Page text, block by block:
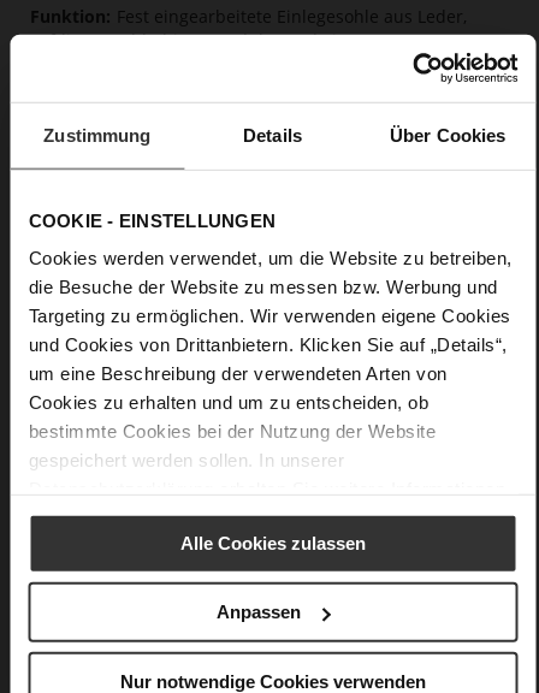
Zustimmung Details Über Cookies
COOKIE - EINSTELLUNGEN
Cookies werden verwendet, um die Website zu betreiben,
die Besuche der Website zu messen bzw. Werbung und
Targeting zu ermöglichen. Wir verwenden eigene Cookies
und Cookies von Drittanbietern. Klicken Sie auf „Details“,
um eine Beschreibung der verwendeten Arten von
Cookies zu erhalten und um zu entscheiden, ob
bestimmte Cookies bei der Nutzung der Website
gespeichert werden sollen. In unserer
Alle Cookies zulassen
Anpassen
Nur notwendige Cookies verwenden
Fest eingearbeitete Einlegesohle aus Leder,
Softline, Nachhaltiges Produkt, Made in Europe
Nein
Optik
Care